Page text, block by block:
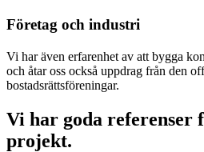
Företag och industri
Vi har även erfarenhet av att bygga
och åtar oss också uppdrag från den
bostadsrättsföreningar.
Vi har goda referenser
projekt.